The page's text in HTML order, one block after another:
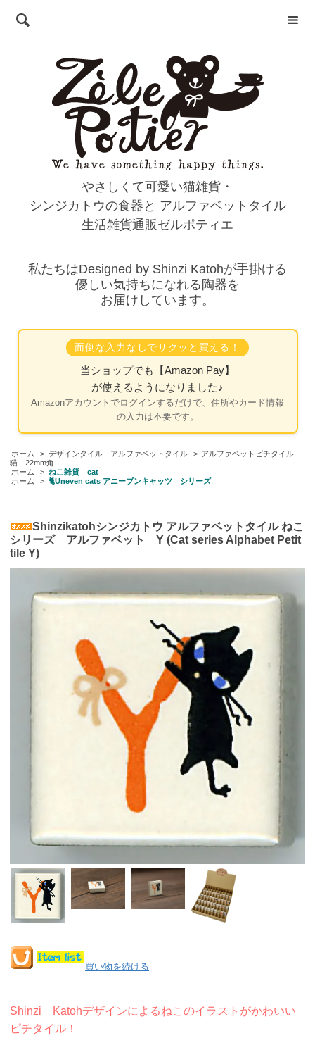
やさしくて可愛い猫雑貨・
シンジカトウの食器と アルファベットタイル
生活雑貨通販ゼルポティエ
私たちはDesigned by Shinzi Katohが手掛ける
優しい気持ちになれる陶器を
お届けしています。
面倒な入力なしでサクッと買える！
当ショップでも
【Amazon Pay】
が使えるようになりました♪
Amazonアカウントでログインするだけで、住所やカード情報
の入力は不要です。
ホーム > デザインタイル アルファベットタイル > アルファベットピチタイル
猫 22mm角
ホーム
> ねこ雑貨 cat
ホーム
> 🐈Uneven cats アニーブンキャッツ シリーズ
Shinzikatohシンジカトウ アルファベットタイル ねこ
シリーズ アルファベット Y (Cat series Alphabet Petit
tile Y)
買い物を続ける
Shinzi Katohデザインによるねこのイラストがかわいい
ピチタイル！